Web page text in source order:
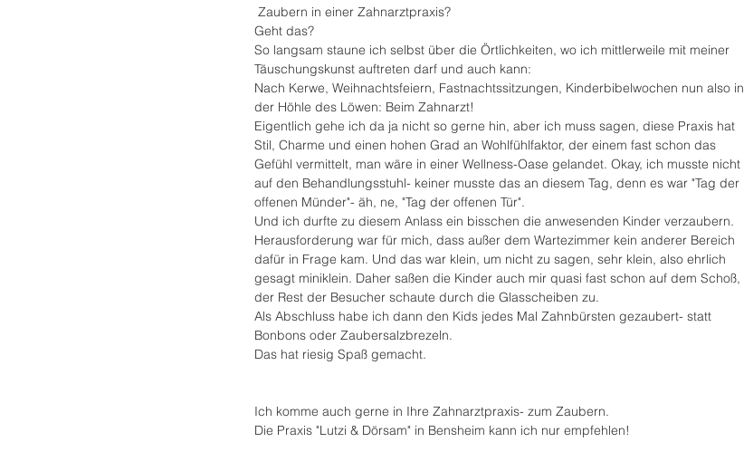
Zaubern in einer Zahnarztpraxis?
Geht das?
So langsam staune ich selbst über die Örtlichkeiten, wo ich mittlerweile mit meiner
Täuschungskunst auftreten darf und auch kann:
Nach Kerwe, Weihnachtsfeiern, Fastnachtssitzungen, Kinderbibelwochen nun also in
der Höhle des Löwen: Beim Zahnarzt!
Eigentlich gehe ich da ja nicht so gerne hin, aber ich muss sagen, diese Praxis hat
Stil, Charme und einen hohen Grad an Wohlfühlfaktor, der einem fast schon das
Gefühl vermittelt, man wäre in einer Wellness-Oase gelandet. Okay, ich musste nicht
auf den Behandlungsstuhl- keiner musste das an diesem Tag, denn es war "Tag der
offenen Münder"- äh, ne, "Tag der offenen Tür".
Und ich durfte zu diesem Anlass ein bisschen die anwesenden Kinder verzaubern.
Herausforderung war für mich, dass außer dem Wartezimmer kein anderer Bereich
dafür in Frage kam. Und das war klein, um nicht zu sagen, sehr klein, also ehrlich
gesagt miniklein. Daher saßen die Kinder auch mir quasi fast schon auf dem Schoß,
der Rest der Besucher schaute durch die Glasscheiben zu.
Als Abschluss habe ich dann den Kids jedes Mal Zahnbürsten gezaubert- statt
Bonbons oder Zaubersalzbrezeln.
Das hat riesig Spaß gemacht.
Ich komme auch gerne in Ihre Zahnarztpraxis- zum Zaubern.
Die Praxis "Lutzi & Dörsam" in Bensheim kann ich nur empfehlen!